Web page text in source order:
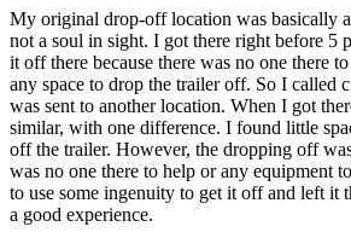
My original drop-off location was basically
not a soul in sight. I got there right before 5
it off there because there was no one there
any space to drop the trailer off. So I called
was sent to another location. When I got
similar, with one difference. I found little
off the trailer. However, the dropping off
was no one there to help or any equipment
to use some ingenuity to get it off and left it
a good experience.